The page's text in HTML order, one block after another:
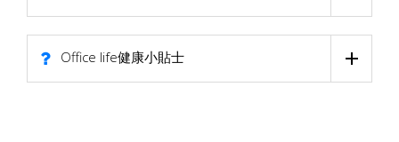
Office life健康小貼士